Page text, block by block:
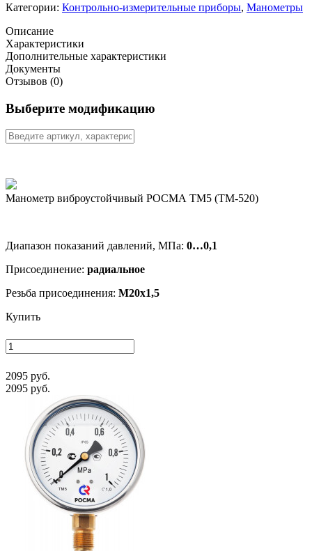
Категории: Контрольно-измерительные приборы, Манометры
Описание
Характеристики
Дополнительные характеристики
Документы
Отзывов (0)
Выберите модификацию
Манометр виб­ро­ус­той­чи­вый РОСМА ТМ5 (ТМ-520)
Диапазон показаний давлений, МПа: 0…0,1
Присоединение: радиальное
Резьба присоединения: M20x1,5
Купить
2095 руб.
2095 руб.